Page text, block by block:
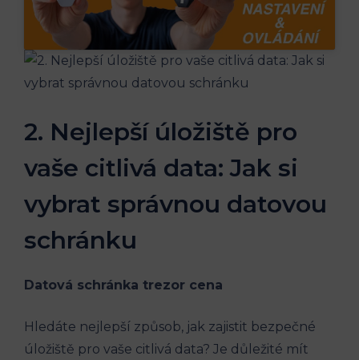
2. Nejlepší úložiště pro
vaše citlivá data: Jak si
vybrat správnou datovou
schránku
Datová schránka trezor cena
Hledáte nejlepší způsob, jak zajistit bezpečné
úložiště pro vaše citlivá data? Je důležité mít